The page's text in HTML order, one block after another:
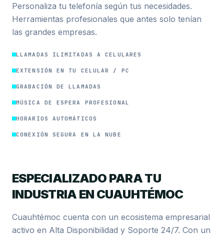
Personaliza tu telefonía según tus necesidades.
Herramientas profesionales que antes solo tenían
las grandes empresas.
LLAMADAS ILIMITADAS A CELULARES
EXTENSIÓN EN TU CELULAR / PC
GRABACIÓN DE LLAMADAS
MÚSICA DE ESPERA PROFESIONAL
HORARIOS AUTOMÁTICOS
CONEXIÓN SEGURA EN LA NUBE
ESPECIALIZADO PARA TU
INDUSTRIA EN CUAUHTÉMOC
Cuauhtémoc cuenta con un ecosistema empresarial
activo en Alta Disponibilidad y Soporte 24/7. Con un